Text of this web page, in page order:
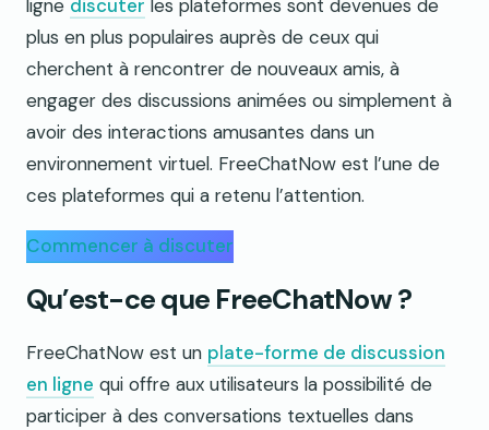
ligne discuter les plateformes sont devenues de
plus en plus populaires auprès de ceux qui
cherchent à rencontrer de nouveaux amis, à
engager des discussions animées ou simplement à
avoir des interactions amusantes dans un
environnement virtuel. FreeChatNow est l’une de
ces plateformes qui a retenu l’attention.
Commencer à discuter
Qu’est-ce que FreeChatNow ?
FreeChatNow est un plate-forme de discussion
en ligne qui offre aux utilisateurs la possibilité de
participer à des conversations textuelles dans